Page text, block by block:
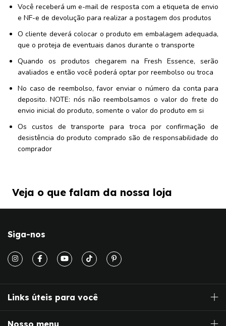
Você receberá um e-mail de resposta com a etiqueta de envio
e NF-e de devolução para realizar a postagem dos produtos
O cliente deverá colocar o produto em embalagem adequada,
que o proteja de eventuais danos durante o transporte
Quando os produtos chegarem na Fresh Essence, serão
avaliados e então você poderá optar por reembolso ou troca
No caso de reembolso, favor enviar o número da conta para
deposito. NOTE: nós não reembolsamos o valor do frete do
envio inicial do produto, somente o valor do produto em si
Os custos de transporte para troca por confirmação de
desistência do produto comprado são de responsabilidade do
comprador
Veja o que falam da nossa loja
Siga-nos
Links úteis para você
Nosso menu